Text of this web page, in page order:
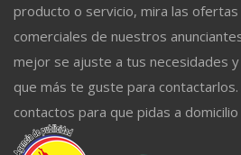
producto o servicio, mira las
comerciales de nuestros
mejor se ajuste a tus necesidades y
que más te guste para
contactos para que pidas a domicilio